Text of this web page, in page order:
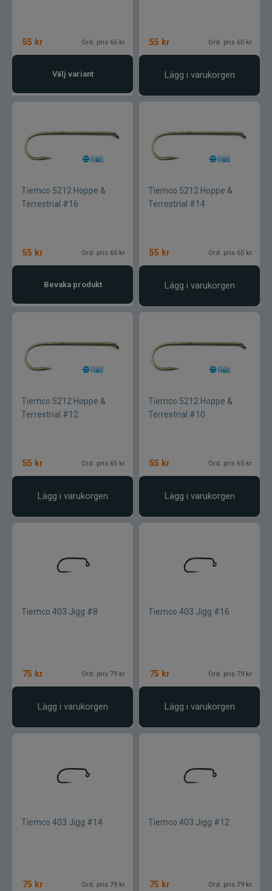
55 kr Ord. pris 65 kr
Välj variant
55 kr Ord. pris 65 kr
Lägg i varukorgen
Tiemco 5212 Hoppe &
Terrestrial #16
55 kr Ord. pris 65 kr
Bevaka produkt
Tiemco 5212 Hoppe &
Terrestrial #14
55 kr Ord. pris 65 kr
Lägg i varukorgen
Tiemco 5212 Hoppe &
Terrestrial #12
55 kr Ord. pris 65 kr
Lägg i varukorgen
Tiemco 5212 Hoppe &
Terrestrial #10
55 kr Ord. pris 65 kr
Lägg i varukorgen
Tiemco 403 Jigg #8
75 kr Ord. pris 79 kr
Lägg i varukorgen
Tiemco 403 Jigg #16
75 kr Ord. pris 79 kr
Lägg i varukorgen
Tiemco 403 Jigg #14
75 kr Ord. pris 79 kr
Tiemco 403 Jigg #12
75 kr Ord. pris 79 kr